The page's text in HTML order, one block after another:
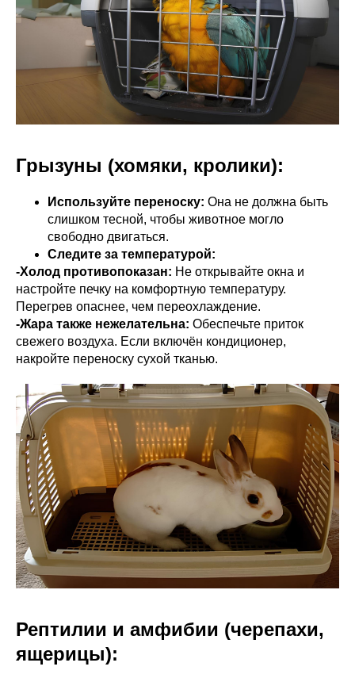
Грызуны (хомяки, кролики):
Используйте переноску: Она не должна быть
слишком тесной, чтобы животное могло
свободно двигаться.
Следите за температурой:
-Холод противопоказан: Не открывайте окна и
настройте печку на комфортную температуру.
Перегрев опаснее, чем переохлаждение.
-Жара также нежелательна: Обеспечьте приток
свежего воздуха. Если включён кондиционер,
накройте переноску сухой тканью.
Рептилии и амфибии (черепахи,
ящерицы):